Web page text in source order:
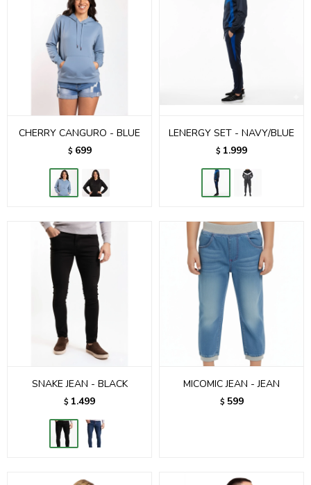
CHERRY CANGURO - BLUE
$ 699
LENERGY SET - NAVY/BLUE
$ 1.999
SNAKE JEAN - BLACK
$ 1.499
MICOMIC JEAN - JEAN
$ 599